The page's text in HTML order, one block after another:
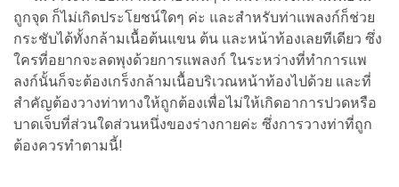
ถูกจุด ก็ไม่เกิดประโยชน์ใดๆ ค่ะ และสำหรับท่าแพลงก์ก็ช่วย
กระชับได้ทั้งกล้ามเนื้อต้นแขน ต้น และหน้าท้องเลยทีเดียว ซึ่ง
ใครที่อยากจะลดพุงด้วยการแพลงก์ ในระหว่างที่ทำการแพ
ลงก์นั้นก็จะต้องเกร็งกล้ามเนื้อบริเวณหน้าท้องไปด้วย และที่
สำคัญต้องวางท่าทางให้ถูกต้องเพื่อไม่ให้เกิดอาการปวดหรือ
บาดเจ็บที่ส่วนใดส่วนหนึ่งของร่างกายค่ะ ซึ่งการวางท่าที่ถูก
ต้องควรทำตามนี้!